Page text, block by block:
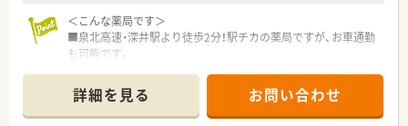
＜こんな薬局です＞
■泉北高速・深井駅より徒歩2分！駅チカの薬局ですが、お車通勤
も可能です。
2件の在宅の取り扱いがございます。
■施設在宅増加による増員募集となります。
詳細を見る お問い合わせ